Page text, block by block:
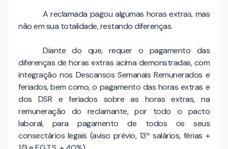
A reclamada pagou algumas horas extras, mas
não em sua totalidade, restando diferenças.
Diante do que, requer o pagamento das
diferenças de horas extras acima demonstradas, com
integração nos Descansos Semanais Remunerados e
feriados, bem como, o pagamento das horas extras e
dos DSR e feriados sobre as horas extras, na
remuneração do reclamante, por todo o pacto
laboral, para pagamento de todos os seus
consectários legais (aviso prévio, 13º salários, férias +